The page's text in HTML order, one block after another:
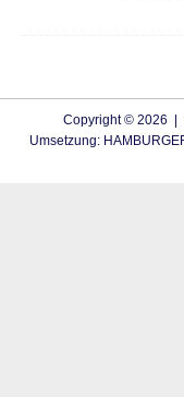
Copyright © 2026 |
Umsetzung: